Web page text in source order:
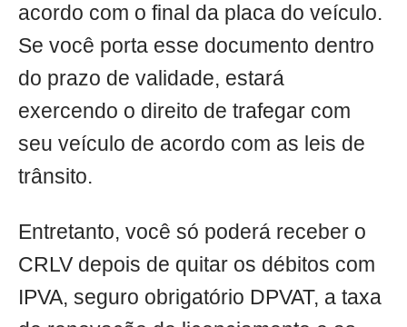
acordo com o final da placa do veículo.
Se você porta esse documento dentro
do prazo de validade, estará
exercendo o direito de trafegar com
seu veículo de acordo com as leis de
trânsito.
Entretanto, você só poderá receber o
CRLV depois de quitar os débitos com
IPVA, seguro obrigatório DPVAT, a taxa